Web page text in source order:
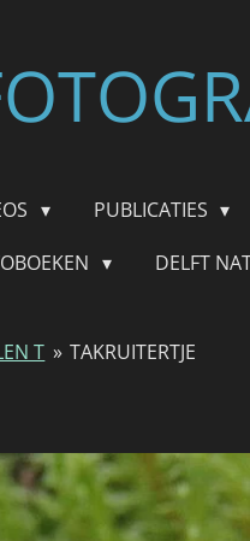
PUBLICATIES
DELFT
T » TAKRUITERTJE